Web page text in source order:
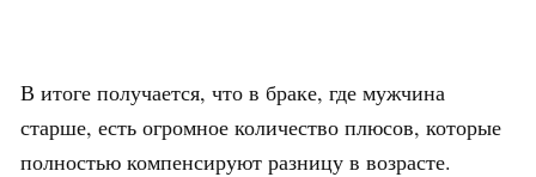
В итоге получается, что в браке, где мужчина
старше, есть огромное количество плюсов, которые
полностью компенсируют разницу в возрасте.